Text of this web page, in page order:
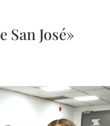
San José»